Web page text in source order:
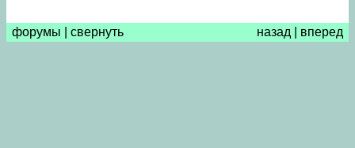
форумы свернуть назад вперед